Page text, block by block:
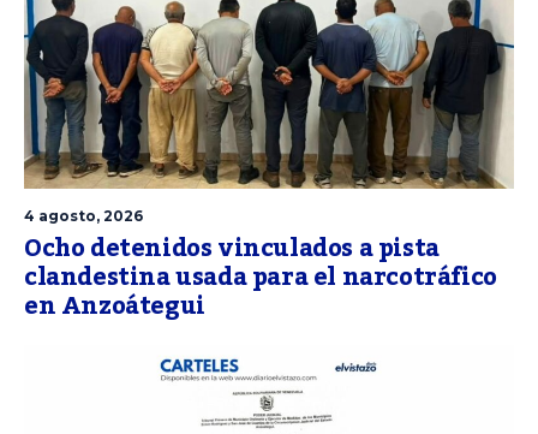
4 agosto, 2026
Ocho detenidos vinculados a pista
clandestina usada para el narcotráfico
en Anzoátegui